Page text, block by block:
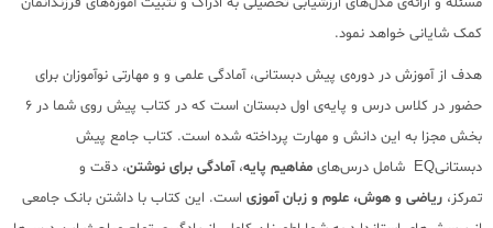
کمک شایانی خواهد نمود.
هدف از آموزش در دوره‌ی پیش دبستانی، آمادگی علمی و و مهارتی نوآموزان برای
حضور در کلاس درس و پایه‌ی اول دبستان است که در کتاب پیش روی شما در 6
بخش مجزا به این دانش و مهارت پرداخته شده است. کتاب جامع پیش
دبستانیEQ شامل درس‌های مفاهیم پایه،آمادگی برای نوشتن، دقت و
تمرکز، ریاضی و هوش، علوم و زبان آموزی است. این کتاب با داشتن بانک جامعی